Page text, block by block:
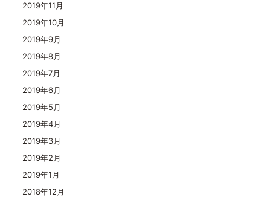
2019年11月
2019年10月
2019年9月
2019年8月
2019年7月
2019年6月
2019年5月
2019年4月
2019年3月
2019年2月
2019年1月
2018年12月